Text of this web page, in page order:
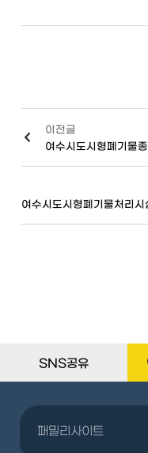
이전글
SNS공유
패밀리사이트